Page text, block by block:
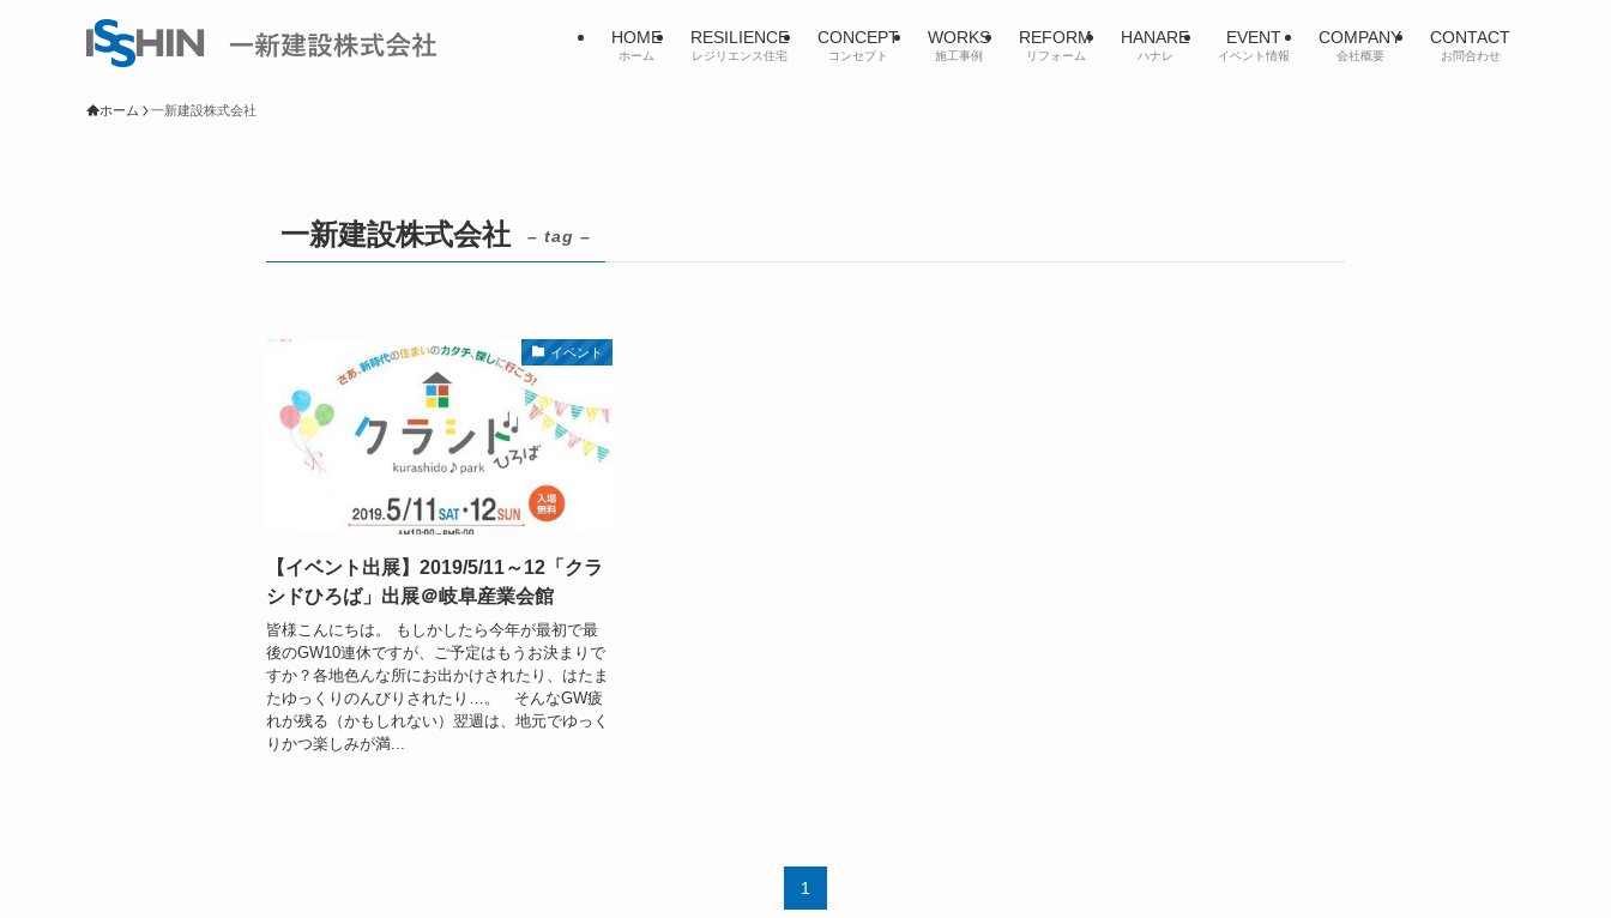
HOME
ホーム
RESILIENCE
レジリエンス住宅
CONCEPT
コンセプト
WORKS
施工事例
REFORM
リフォーム
HANARE
ハナレ
EVENT
イベント情報
COMPANY
会社概要
CONTACT
お問合わせ
ホーム 一新建設株式会社
一新建設株式会社 – tag –
イベント
【イベント出展】2019/5/11～12「クラ
シドひろば」出展＠岐阜産業会館
皆様こんにちは。 もしかしたら今年が最初で最
後のGW10連休ですが、ご予定はもうお決まりで
すか？各地色んな所にお出かけされたり、はたま
たゆっくりのんびりされたり…。 そんなGW疲
れが残る（かもしれない）翌週は、地元でゆっく
りかつ楽しみが満...
1